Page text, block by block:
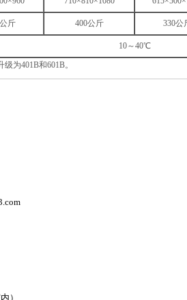
斤 400公斤 330公
10～40℃
为401B和601B。
）